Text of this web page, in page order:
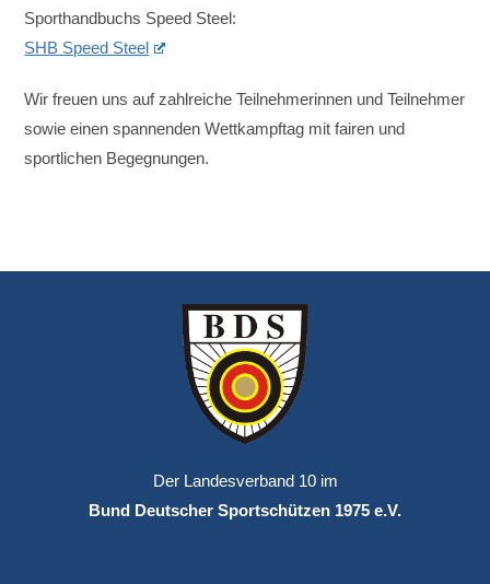
Sporthandbuchs Speed Steel:
SHB Speed Steel
Wir freuen uns auf zahlreiche Teilnehmerinnen und Teilnehmer
sowie einen spannenden Wettkampftag mit fairen und
sportlichen Begegnungen.
Der Landesverband 10 im
Bund Deutscher Sportschützen 1975 e.V.